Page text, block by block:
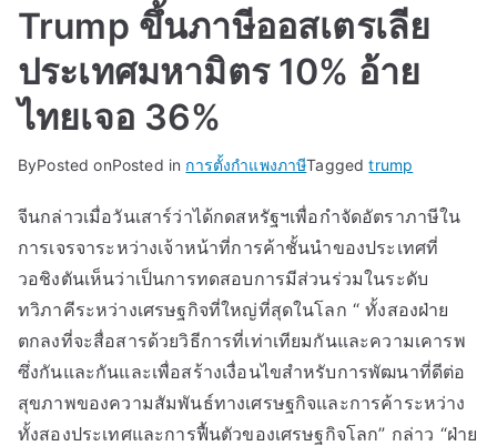
Trump ขึ้นภาษีออสเตรเลีย
ประเทศมหามิตร 10% อ้าย
ไทยเจอ 36%
ByPosted onPosted in การตั้งกำแพงภาษีTaggedtrump
จีนกล่าวเมื่อวันเสาร์ว่าได้กดสหรัฐฯเพื่อกำจัดอัตราภาษีใน
การเจรจาระหว่างเจ้าหน้าที่การค้าชั้นนำของประเทศที่
วอชิงตันเห็นว่าเป็นการทดสอบการมีส่วนร่วมในระดับ
ทวิภาคีระหว่างเศรษฐกิจที่ใหญ่ที่สุดในโลก “ ทั้งสองฝ่าย
ตกลงที่จะสื่อสารด้วยวิธีการที่เท่าเทียมกันและความเคารพ
ซึ่งกันและกันและเพื่อสร้างเงื่อนไขสำหรับการพัฒนาที่ดีต่อ
สุขภาพของความสัมพันธ์ทางเศรษฐกิจและการค้าระหว่าง
ทั้งสองประเทศและการฟื้นตัวของเศรษฐกิจโลก” กล่าว “ฝ่าย